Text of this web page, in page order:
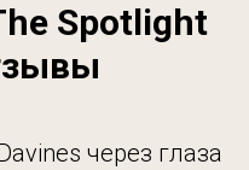
Spotlight
через глаза